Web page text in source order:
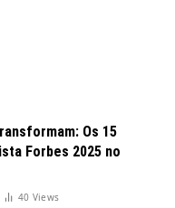
Os 15
Forbes 2025 no
40 Views